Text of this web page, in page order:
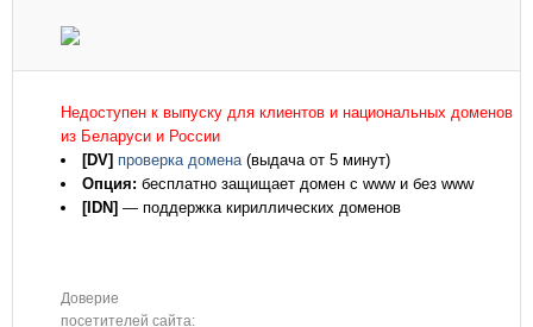
Недоступен к выпуску для клиентов и национальных доменов
из Беларуси и России
[DV] проверка домена(выдача от 5 минут)
Опция: бесплатно защищает домен с www и без www
[IDN] — поддержка кириллических доменов
Доверие
посетителей сайта: